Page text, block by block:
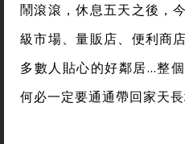
鬧滾滾，休息五天之後，
級市場、量販店、便利商
多數人貼心的好鄰居…整
何必一定要通通帶回家天